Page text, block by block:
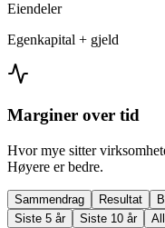
Eiendeler
Egenkapital + gjeld
Marginer over tid
Hvor mye sitter
Høyere er bedre.
Sammendrag Resultat
Siste 5 år
Siste 10 år